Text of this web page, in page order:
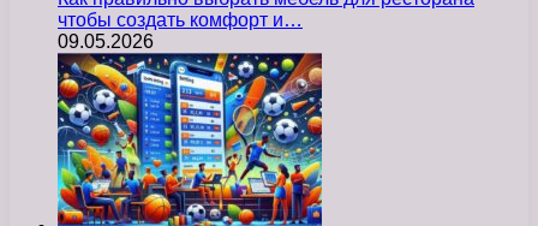
чтобы создать комфорт и…
09.05.2026